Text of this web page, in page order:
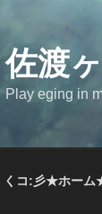
佐渡
Play eging in
くコ:彡★ホーム